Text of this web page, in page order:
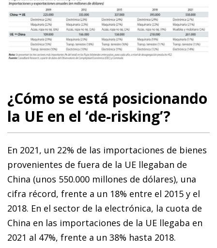
¿Cómo se está posicionando
la UE en el ‘de-risking’?
En 2021, un 22% de las importaciones de bienes
provenientes de fuera de la UE llegaban de
China (unos 550.000 millones de dólares), una
cifra récord, frente a un 18% entre el 2015 y el
2018. En el sector de la electrónica, la cuota de
China en las importaciones de la UE llegaba en
2021 al 47%, frente a un 38% hasta 2018.